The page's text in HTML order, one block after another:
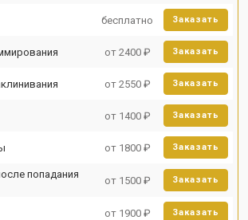
бесплатно Заказать
от 2400 ₽ Заказать
от 2550 ₽ Заказать
от 1400 ₽ Заказать
от 1800 ₽ Заказать
попадания
от 1500 ₽ Заказать
от 1900 ₽ Заказать